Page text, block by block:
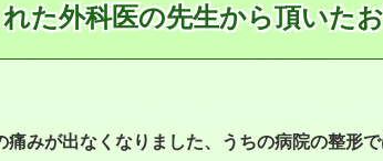
た外科医の先生から頂いたお
痛みが出なくなりました、うちの病院の整形